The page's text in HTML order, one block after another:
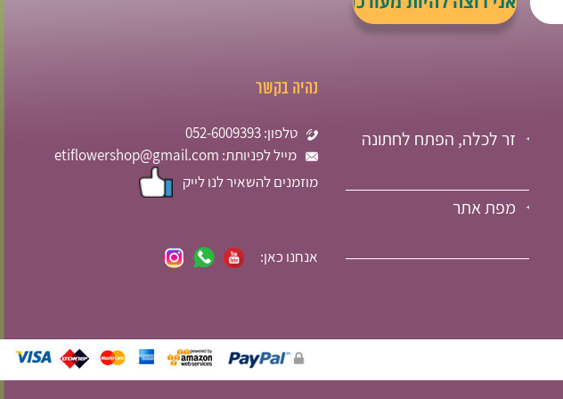
זר לכלה, הפתח לחתונה
מפת אתר
נהיה בקשר
טלפון: 052-6009393
מייל לפניותת: etiflowershop@gmail.com
מוזמנים להשאיר לנו לייק
אנחנו כאן: